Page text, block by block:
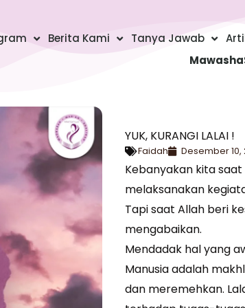
Berita Kami Tanya Jawab
Mawasha
YUK, KURANGI LALAI !
Faidah Desember 10,
Kebanyakan kita
melaksanakan
Tapi saat Allah beri
mengabaikan.
Mendadak hal yang
Manusia adalah
dan meremehkan.